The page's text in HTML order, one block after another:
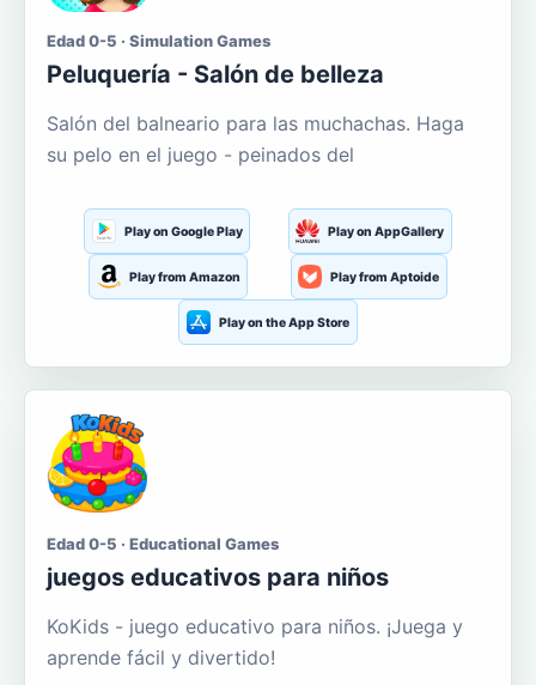
Edad 0-5 · Simulation Games
Peluquería - Salón de belleza
Salón del balneario para las muchachas. Haga
su pelo en el juego - peinados del
Play on Google Play Play on AppGallery
Play from Amazon Play from Aptoide
Play on the App Store
Edad 0-5 · Educational Games
juegos educativos para niños
KoKids - juego educativo para niños. ¡Juega y
aprende fácil y divertido!